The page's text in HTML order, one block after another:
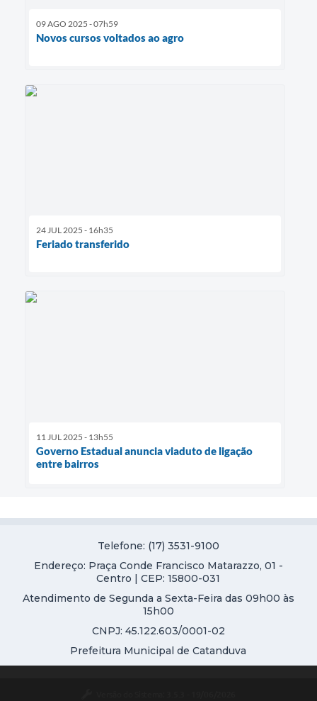
09 AGO 2025 - 07h59
Novos cursos voltados ao agro
24 JUL 2025 - 16h35
Feriado transferido
11 JUL 2025 - 13h55
Governo Estadual anuncia viaduto de ligação
entre bairros
Telefone: (17) 3531-9100
Endereço: Praça Conde Francisco Matarazzo, 01 -
Centro | CEP: 15800-031
Atendimento de Segunda a Sexta-Feira das 09h00 às
15h00
CNPJ: 45.122.603/0001-02
Prefeitura Municipal de Catanduva